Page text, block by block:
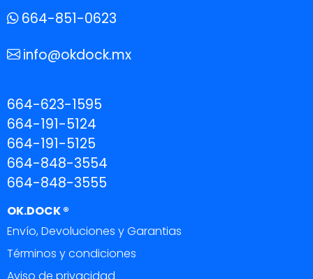
664-851-0623
info@okdock.mx
664-623-1595
664-191-5124
664-191-5125
664-848-3554
664-848-3555
OK.DOCK ®
Envío, Devoluciones y Garantias
Términos y condiciones